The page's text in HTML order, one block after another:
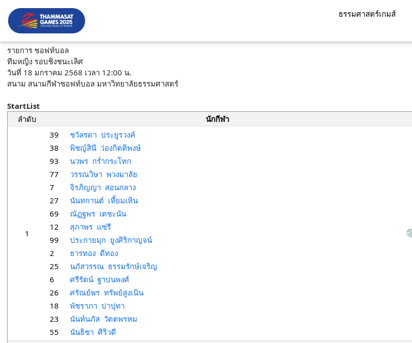
ธรรมศาสตร์เกมส์
รายการ ซอฟท์บอล
ทีมหญิง รอบชิงชนะเลิศ
วันที่ 18 มกราคม 2568 เวลา 12:00 น.
สนาม สนามกีฬาซอฟท์บอล มหาวิทยาลัยธรรมศาสตร์
StartList
ลำดับ
นักกีฬา
1
39
ชวัลรดา ประยูรวงค์
38
พิชญ์สินี ว่องกิตติพงษ์
93
นวพร กร่ำกระโทก
77
วรรณวิษา พวงมาลัย
7
จิรภิญญา สอนกลาง
27
นันทกานต์ เหี้ยมเหิน
69
ณัฏฐพร เตชะนัน
12
สุภาพร แซ่รี
99
ประกายมุก ยูงศิริกาญจน์
2
ธารทอง ดีทอง
25
นภัสวรรณ ธรรมรักษ์เจริญ
6
ศรีรัตน์ ฐาปนพงศ์
26
ศรัณย์พร ทรัพย์สูงเนิน
18
พัชราภา ปาปุทา
23
นันท์นภัส วัตตพรหม
55
นันธิชา ศิริวดี